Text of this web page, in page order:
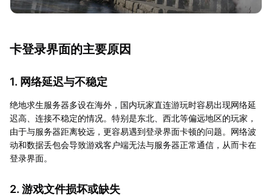
卡登录界面的主要原因
1. 网络延迟与不稳定
绝地求生服务器多设在海外，国内玩家直连游玩时容易出现网络延
迟高、连接不稳定的情况。特别是东北、西北等偏远地区的玩家，
由于与服务器距离较远，更容易遇到登录界面卡顿的问题。网络波
动和数据丢包会导致游戏客户端无法与服务器正常通信，从而卡在
登录界面。
2. 游戏文件损坏或缺失